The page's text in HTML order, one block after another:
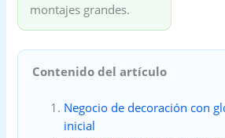
montajes grandes.
Contenido del artículo
Negocio de decoración con
inicial